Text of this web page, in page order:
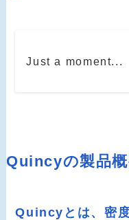
Just a moment...
Quincyの製品
Quincyとは、密